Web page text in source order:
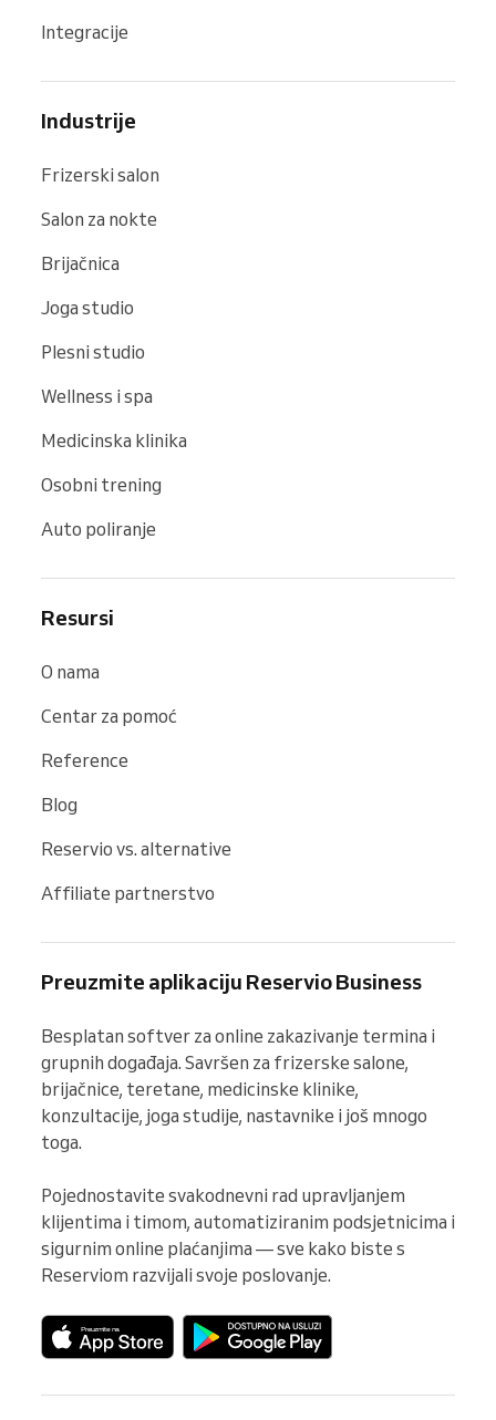
Integracije
Industrije
Frizerski salon
Salon za nokte
Brijačnica
Joga studio
Plesni studio
Wellness i spa
Medicinska klinika
Osobni trening
Auto poliranje
Resursi
O nama
Centar za pomoć
Reference
Blog
Reservio vs. alternative
Affiliate partnerstvo
Preuzmite aplikaciju Reservio Business
Besplatan softver za online zakazivanje termina i
grupnih događaja. Savršen za frizerske salone,
brijačnice, teretane, medicinske klinike,
konzultacije, joga studije, nastavnike i još mnogo
toga.
Pojednostavite svakodnevni rad upravljanjem
klijentima i timom, automatiziranim podsjetnicima i
sigurnim online plaćanjima — sve kako biste s
Reserviom razvijali svoje poslovanje.